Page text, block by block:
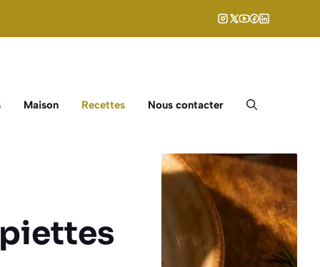
Maison Recettes Nous contacter